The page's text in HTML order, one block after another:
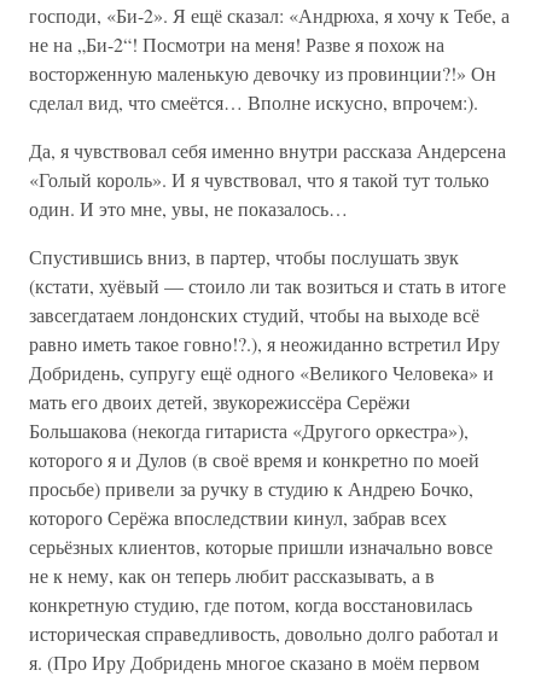
господи, «Би-2». Я ещё сказал: «Андрюха, я хочу к Тебе, а
не на „Би-2“! Посмотри на меня! Разве я похож на
восторженную маленькую девочку из провинции?!» Он
сделал вид, что смеётся… Вполне искусно, впрочем:).
Да, я чувствовал себя именно внутри рассказа Андерсена
«Голый король». И я чувствовал, что я такой тут только
один. И это мне, увы, не показалось…
Спустившись вниз, в партер, чтобы послушать звук
(кстати, хуёвый — стоило ли так возиться и стать в итоге
завсегдатаем лондонских студий, чтобы на выходе всё
равно иметь такое говно!?.), я неожиданно встретил Иру
Добридень, супругу ещё одного «Великого Человека» и
мать его двоих детей, звукорежиссёра Серёжи
Большакова (некогда гитариста «Другого оркестра»),
которого я и Дулов (в своё время и конкретно по моей
просьбе) привели за ручку в студию к Андрею Бочко,
которого Серёжа впоследствии кинул, забрав всех
серьёзных клиентов, которые пришли изначально вовсе
не к нему, как он теперь любит рассказывать, а в
конкретную студию, где потом, когда восстановилась
историческая справедливость, довольно долго работал и
я. (Про Иру Добридень многое сказано в моём первом